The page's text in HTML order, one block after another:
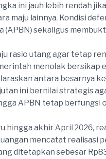
ini jauh lebih rendah
maju lainnya. Kondisi
(APBN) sekaligus
rasio utang agar tetap
menolak bersikap
antara besarnya
ini bernilai strategis
APBN tetap
hingga akhir April 2026,
mencatat realisasi
ditetapkan sebesar